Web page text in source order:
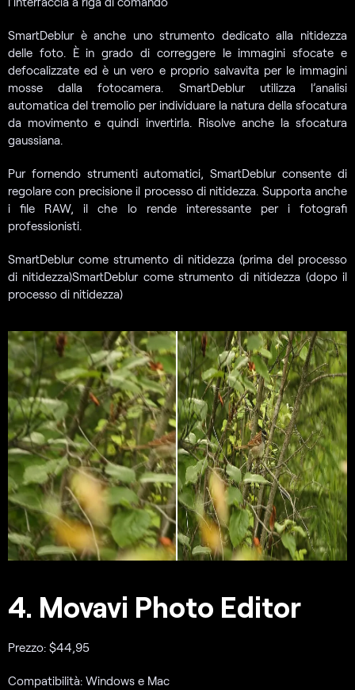
SmartDeblur è anche uno strumento dedicato alla nitidezza
delle foto. È in grado di correggere le immagini sfocate e
defocalizzate ed è un vero e proprio salvavita per le immagini
mosse dalla fotocamera. SmartDeblur utilizza l’analisi
automatica del tremolio per individuare la natura della sfocatura
da movimento e quindi invertirla. Risolve anche la sfocatura
gaussiana.
Pur fornendo strumenti automatici, SmartDeblur consente di
regolare con precisione il processo di nitidezza. Supporta anche
i file RAW, il che lo rende interessante per i fotografi
professionisti.
SmartDeblur come strumento di nitidezza (prima del processo
di nitidezza)SmartDeblur come strumento di nitidezza (dopo il
processo di nitidezza)
4. Movavi Photo Editor
Prezzo: $44,95
Compatibilità: Windows e Mac